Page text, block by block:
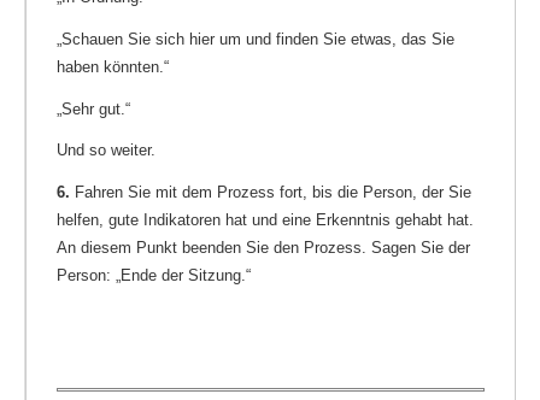
„Schauen Sie sich hier um und finden Sie etwas, das Sie
haben könnten.“
„Sehr gut.“
Und so weiter.
6. Fahren Sie mit dem Prozess fort, bis die Person, der Sie
helfen, gute Indikatoren hat und eine Erkenntnis gehabt hat.
An diesem Punkt beenden Sie den Prozess. Sagen Sie der
Person: „Ende der Sitzung.“